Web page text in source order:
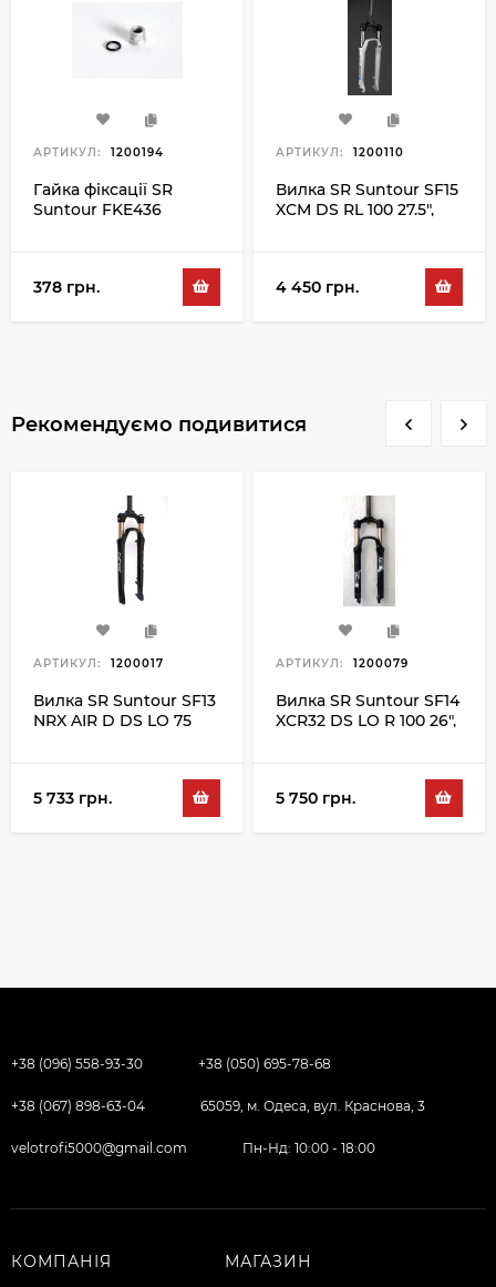
АРТИКУЛ: 1200194
Гайка фіксації SR
Suntour FKE436
378 грн.
АРТИКУЛ: 1200110
Вилка SR Suntour SF15
XCM DS RL 100 27.5",
4 450 грн.
Рекомендуємо подивитися
АРТИКУЛ: 1200017
Вилка SR Suntour SF13
NRX AIR D DS LO 75
5 733 грн.
АРТИКУЛ: 1200079
Вилка SR Suntour SF14
XCR32 DS LO R 100 26",
5 750 грн.
+38 (096) 558-93-30 +38 (050) 695-78-68
+38 (067) 898-63-04 65059, м. Одеса, вул. Краснова, 3
velotrofi5000@gmail.com Пн-Нд: 10:00 - 18:00
КОМПАНІЯ МАГАЗИН